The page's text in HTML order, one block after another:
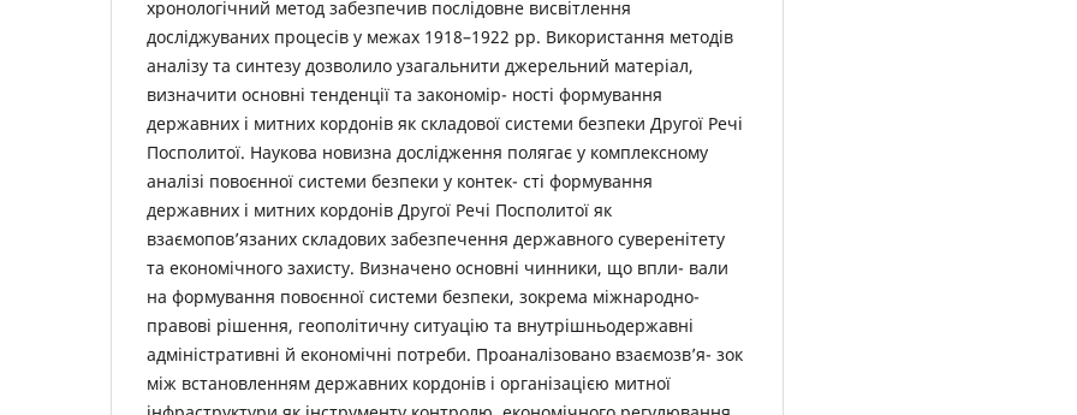
хронологічний метод забезпечив послідовне висвітлення
досліджуваних процесів у межах 1918–1922 рр. Використання методів
аналізу та синтезу дозволило узагальнити джерельний матеріал,
визначити основні тенденції та закономір- ності формування
державних і митних кордонів як складової системи безпеки Другої Речі
Посполитої. Наукова новизна дослідження полягає у комплексному
аналізі повоєнної системи безпеки у контек- сті формування
державних і митних кордонів Другої Речі Посполитої як
взаємопов’язаних складових забезпечення державного суверенітету
та економічного захисту. Визначено основні чинники, що впли- вали
на формування повоєнної системи безпеки, зокрема міжнародно-
правові рішення, геополітичну ситуацію та внутрішньодержавні
адміністративні й економічні потреби. Проаналізовано взаємозв’я- зок
між встановленням державних кордонів і організацією митної